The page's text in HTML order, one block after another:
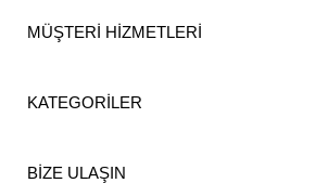
MÜŞTERİ HİZMETLERİ
KATEGORİLER
BİZE ULAŞIN